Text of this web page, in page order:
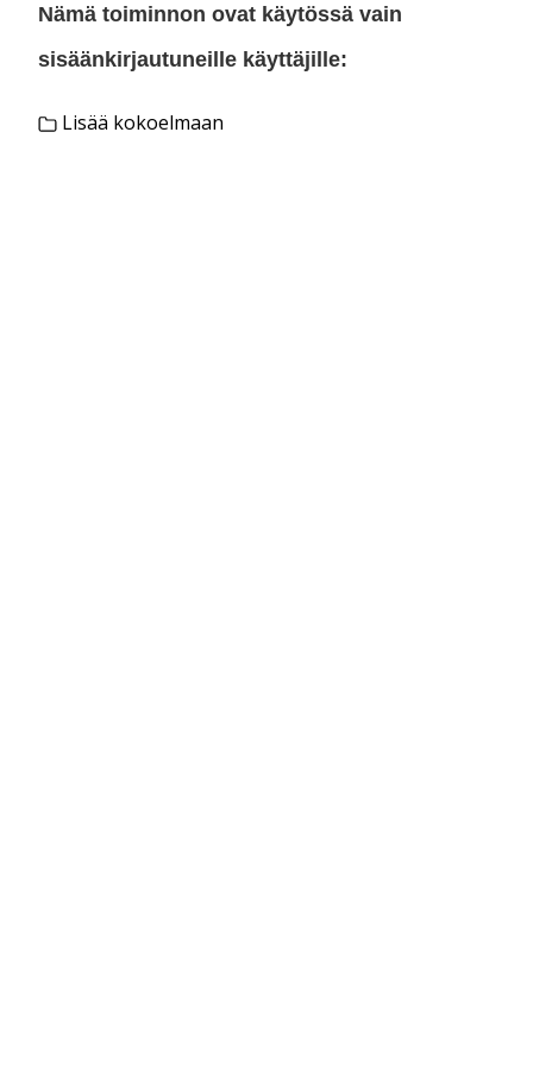
Nämä toiminnon ovat käytössä vain
sisäänkirjautuneille käyttäjille:
Lisää kokoelmaan